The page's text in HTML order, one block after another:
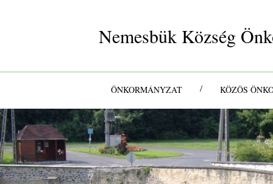
Nemesbük Község
ÖNKORMÁNYZAT / KÖZÖS